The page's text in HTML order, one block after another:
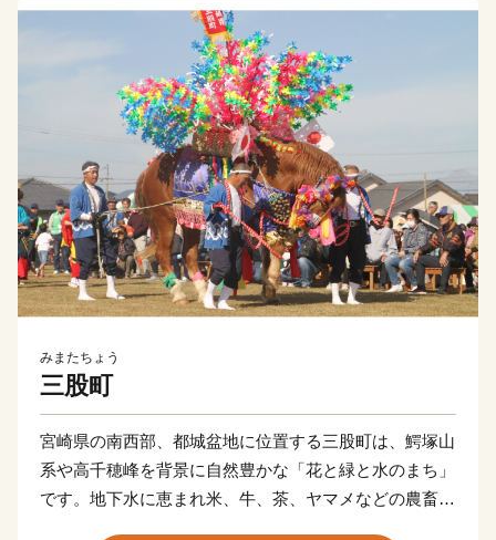
みまたちょう
三股町
宮崎県の南西部、都城盆地に位置する三股町は、鰐塚山
系や高千穂峰を背景に自然豊かな「花と緑と水のまち」
です。地下水に恵まれ米、牛、茶、ヤマメなどの農畜水